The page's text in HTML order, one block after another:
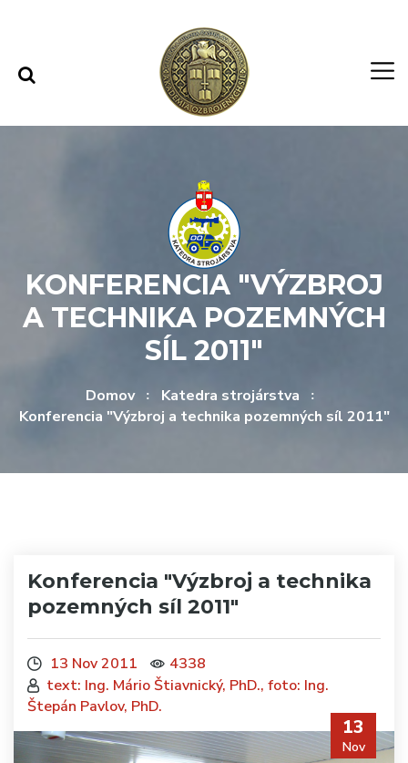
KONFERENCIA "VÝZBROJ
A TECHNIKA POZEMNÝCH
SÍL 2011"
Domov
Katedra strojárstva
Konferencia "Výzbroj a technika pozemných síl 2011"
Konferencia "Výzbroj a technika
pozemných síl 2011"
13 Nov 2011
4338
text: Ing. Mário Štiavnický, PhD., foto: Ing.
Štepán Pavlov, PhD.
13
Nov